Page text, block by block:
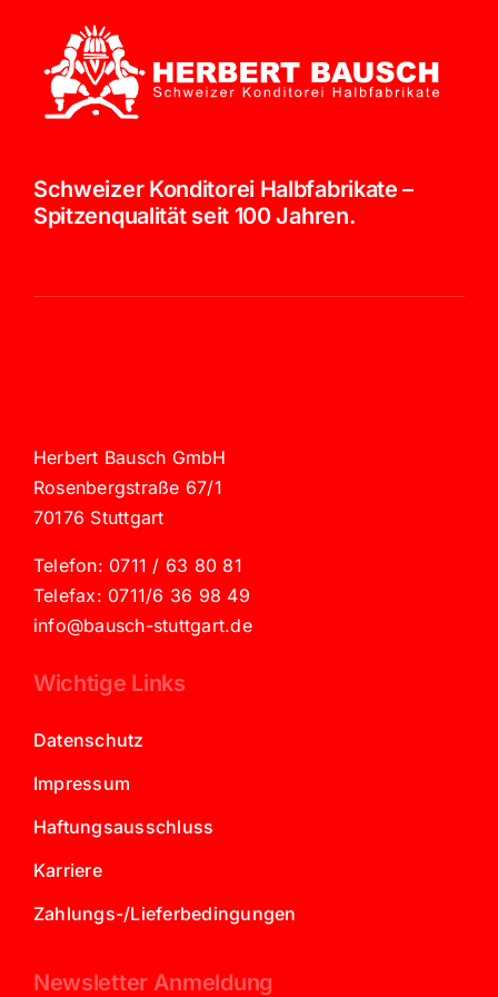
Schweizer Konditorei Halbfabrikate –
Spitzenqualität seit 100 Jahren.
Herbert Bausch GmbH
Rosenbergstraße 67/1
70176 Stuttgart
Telefon: 0711 / 63 80 81
Telefax: 0711/6 36 98 49
info@bausch-stuttgart.de
Wichtige Links
Datenschutz
Impressum
Haftungsausschluss
Karriere
Zahlungs-/Lieferbedingungen
Newsletter Anmeldung